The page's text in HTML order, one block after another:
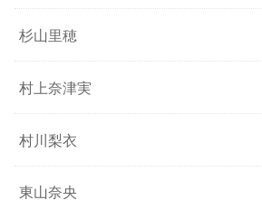
杉山里穂
村上奈津実
村川梨衣
東山奈央